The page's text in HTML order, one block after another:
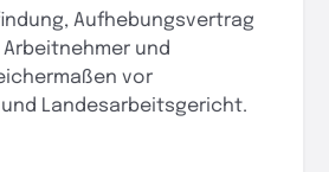
Aufhebungsvertrag
und
vor
Landesarbeitsgericht.